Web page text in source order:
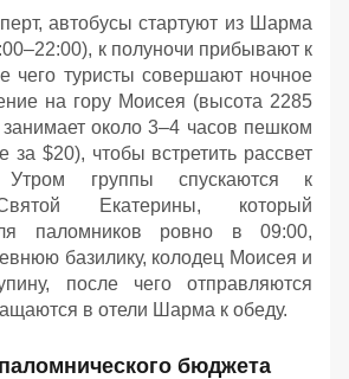
автобусы стартуют из Шарма
к полуночи прибывают к
чего туристы совершают ночное
на гору Моисея (высота 2285
около 3–4 часов пешком
за $20), чтобы встретить рассвет
группы спускаются к
Екатерины, который
паломников ровно в 09:00,
базилику, колодец Моисея и
после чего отправляются
в отели Шарма к обеду.
бюджета